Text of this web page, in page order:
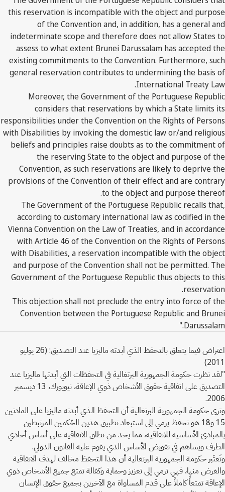
this reservation is incompatible with the object and purpose
of the Convention and, in addition, has a general and
indeterminate scope and therefore does not allow States to
assess to what extent Brunei Darussalam has accepted the
existing commitments to the Convention. Furthermore, such
general reservation contributes to undermining the basis of
International Treaty Law.
Moreover, the Government of the Portuguese Republic
considers that reservations by which a State limits its
responsibilities under the Convention on the Rights of Persons
with Disabilities by invoking the domestic law or/and religious
beliefs and principles raise doubts as to the commitment of
the reserving State to the object and purpose of the
Convention, as such reservations are likely to deprive the
provisions of the Convention of their effect and are contrary
to the object and purpose thereof.
The Government of the Portuguese Republic recalls that,
according to customary international law as codified in the
Vienna Convention on the Law of Treaties, and in accordance
with Article 46 of the Convention on the Rights of Persons
with Disabilities, a reservation incompatible with the object
and purpose of the Convention shall not be permitted. The
Government of the Portuguese Republic thus objects to this
reservation.
This objection shall not preclude the entry into force of the
Convention between the Portuguese Republic and Brunei
Darussalam."
اعتراض فيما يتعلق بالتحفظ الذي أبدته ماليزيا عند التصديق: (26 يوليو
2011)
"لقد نظرت حكومة الجمهورية البرتغالية في التحفظات التي أبدتها ماليزيا عند
التصديق على اتفاقية حقوق الأشخاص ذوي الإعاقة، نيويورك، 13 ديسمبر
2006.
وترى حكومة الجمهورية البرتغالية أن التحفظ الذي أبدته ماليزيا على المادتين
15 و18 هو تحفظ يرمي إلى استبعاد تطبيق هذين الحُكمين المرتبطين
بالمبادئ الأساسية للاتفاقية، مما يحد من نطاق الاتفاقية على أساس أحادي
الطرف ويساهم في تقويض الأساس الذي يقوم عليه القانون الدولي.
وتَعتَبر حكومة الجمهورية البرتغالية أن هذا التحفظ مخالف لهدف الاتفاقية
والغرض منها، فهي ترمي إلى تعزيز وحماية وكفالة تمتع جميع الأشخاص ذوي
الإعاقة تمتعاً كاملاً على قدم المساواة مع الآخرين بجميع حقوق الإنسان